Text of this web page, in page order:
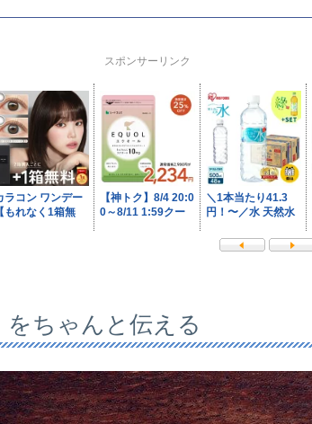
スポンサーリンク
をちゃんと伝える